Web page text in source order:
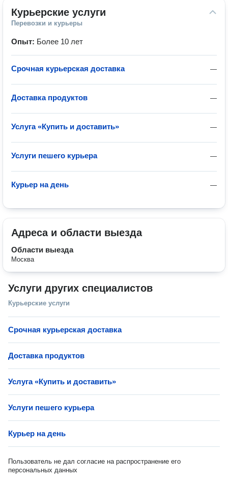
Курьерские услуги
Перевозки и курьеры
Опыт: Более 10 лет
—
Срочная курьерская доставка
—
Доставка продуктов
—
Услуга «Купить и доставить»
—
Услуги пешего курьера
—
Курьер на день
Адреса и области выезда
Области выезда
Москва
Услуги других специалистов
Курьерские услуги
Срочная курьерская доставка
Доставка продуктов
Услуга «Купить и доставить»
Услуги пешего курьера
Курьер на день
Пользователь не дал согласие на распространение его
персональных данных